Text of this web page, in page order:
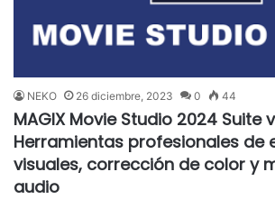
NEKO 26 diciembre, 2023 0 44
MAGIX Movie Studio 2024 Suite
Herramientas profesionales de
visuales, corrección de color y
audio